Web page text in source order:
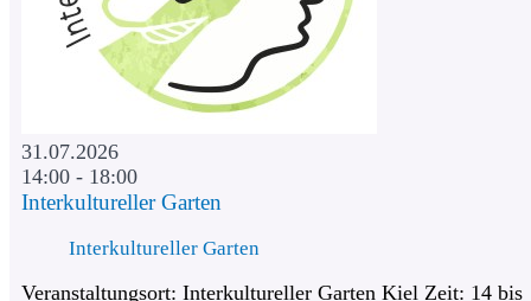
31.07.2026
14:00 - 18:00
Interkultureller Garten
Interkultureller Garten
Veranstaltungsort: Interkultureller Garten Kiel Zeit: 14 bis